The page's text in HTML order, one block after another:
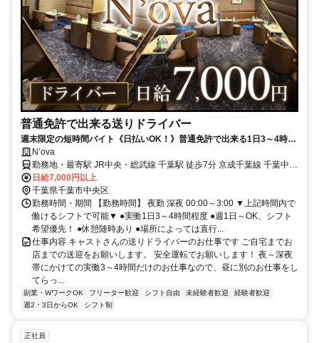
普通免許で出来る送りドライバー
週末限定の短時間バイト《日払いOK！》普通免許で出来る1日3～4時間
の副業(Wワーク)
N’ova
勤務地・最寄駅 JR中央・総武線 千葉駅 徒歩7分 京成千葉線 千葉中央
駅 徒歩3分
日給7,000円以上
千葉県千葉市中央区
勤務時間・期間 【勤務時間】 夜勤 深夜 00:00～3:00 ▼上記時間内で
働けるシフトで可能▼ ●実働1日3～4時間程度 ●週1日～OK、シフト
希望優先！ ●休憩随時あり ●場所によっては直行...
仕事内容 キャストさんの送りドライバーのお仕事です ご自宅までお
店までの送迎をお願いします。 安全運転でお願いします！ 夜～深夜
帯にかけての実働3～4時間だけのお仕事なので、昼に別のお仕事をし
てらっ...
副業・WワークOK フリーター歓迎 シフト自由 未経験者歓迎
経験者歓迎
週2・3日からOK
シフト制
正社員